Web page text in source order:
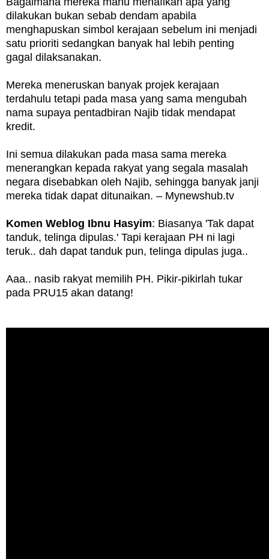
dilakukan bukan sebab dendam apabila
menghapuskan simbol kerajaan sebelum ini menjadi
satu prioriti sedangkan banyak hal lebih penting
gagal dilaksanakan.
Mereka meneruskan banyak projek kerajaan
terdahulu tetapi pada masa yang sama mengubah
nama supaya pentadbiran Najib tidak mendapat
kredit.
Ini semua dilakukan pada masa sama mereka
menerangkan kepada rakyat yang segala masalah
negara disebabkan oleh Najib, sehingga banyak janji
mereka tidak dapat ditunaikan. – Mynewshub.tv
Komen Weblog Ibnu Hasyim: Biasanya 'Tak dapat
tanduk, telinga dipulas.' Tapi kerajaan PH ni lagi
teruk.. dah dapat tanduk pun, telinga dipulas juga..
Aaa.. nasib rakyat memilih PH. Pikir-pikirlah tukar
pada PRU15 akan datang!